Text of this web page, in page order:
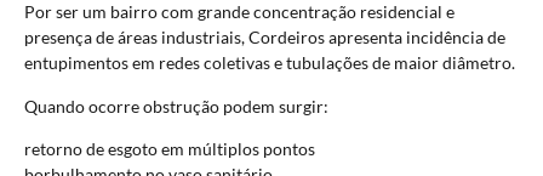
Por ser um bairro com grande concentração residencial e
presença de áreas industriais, Cordeiros apresenta incidência de
entupimentos em redes coletivas e tubulações de maior diâmetro.
Quando ocorre obstrução podem surgir:
retorno de esgoto em múltiplos pontos